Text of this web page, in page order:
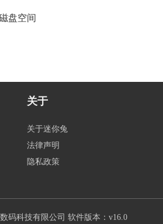
盘空间
关于
关于迷你兔
法律声明
隐私政策
码科技有限公司 软件版本：v16.0